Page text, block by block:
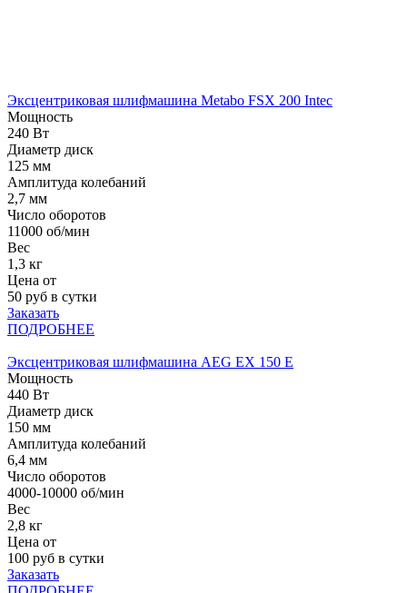
Эксцентриковая шлифмашина Metabo FSX 200 Intec
Мощность
240 Вт
Диаметр диск
125 мм
Амплитуда колебаний
2,7 мм
Число оборотов
11000 об/мин
Вес
1,3 кг
Цена от
50 руб в сутки
Заказать
ПОДРОБНЕЕ
Эксцентриковая шлифмашина AEG EX 150 E
Мощность
440 Вт
Диаметр диск
150 мм
Амплитуда колебаний
6,4 мм
Число оборотов
4000-10000 об/мин
Вес
2,8 кг
Цена от
100 руб в сутки
Заказать